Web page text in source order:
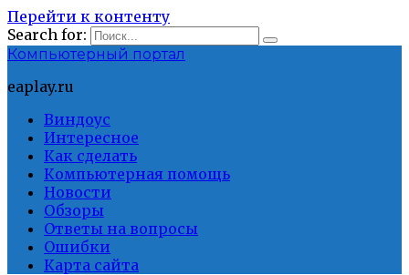
Перейти к контенту
Search for:
Компьютерный портал
eaplay.ru
Виндоус
Интересное
Как сделать
Компьютерная помощь
Новости
Обзоры
Ответы на вопросы
Ошибки
Карта сайта